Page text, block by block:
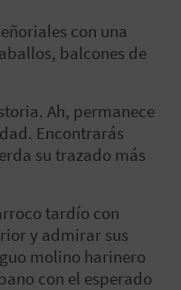
con una
balcones de
Ah, permanece
Encontrarás
su trazado más
tardío con
y admirar sus
molino harinero
con el esperado